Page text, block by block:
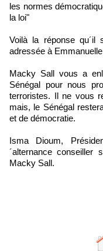
les normes
la loi"
Voilà la réponse qu´il
adressée à
Macky Sall vous a
Sénégal pour nous
terroristes. Il ne vous
mais, le Sénégal
et de démocratie.
Isma Dioum,
´alternance conseiller
Macky Sall.